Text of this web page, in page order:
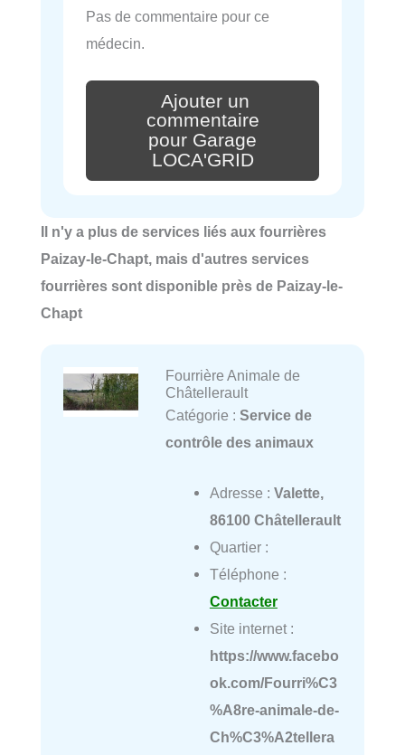
Pas de commentaire pour ce
médecin.
Ajouter un
commentaire
pour Garage
LOCA'GRID
Il n'y a plus de services liés aux fourrières
Paizay-le-Chapt, mais d'autres services
fourrières sont disponible près de Paizay-le-
Chapt
Fourrière Animale de
Châtellerault
Catégorie : Service de
contrôle des animaux
Adresse : Valette,
86100 Châtellerault
Quartier :
Téléphone :
Contacter
Site internet :
https://www.facebo
ok.com/Fourri%C3
%A8re-animale-de-
Ch%C3%A2tellera